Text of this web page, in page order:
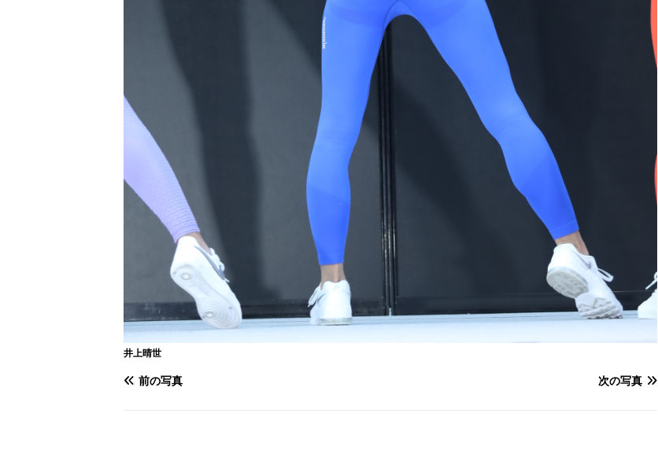
井上晴世
前の写真 次の写真